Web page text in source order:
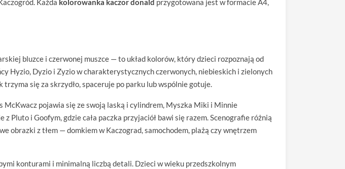
Każda kolorowanka kaczor donald przygotowana jest w formacie A4,
bluzce i czerwonej muszce — to układ kolorów, który dzieci rozpoznają od
Hyzio, Dyzio i Zyzio w charakterystycznych czerwonych, niebieskich i zielonych
się za skrzydło, spaceruje po parku lub wspólnie gotuje.
pojawia się ze swoją laską i cylindrem, Myszka Miki i Minnie
i Goofym, gdzie cała paczka przyjaciół bawi się razem. Scenografie różnią
obrazki z tłem — domkiem w Kaczograd, samochodem, plażą czy wnętrzem
konturami i minimalną liczbą detali. Dzieci w wieku przedszkolnym